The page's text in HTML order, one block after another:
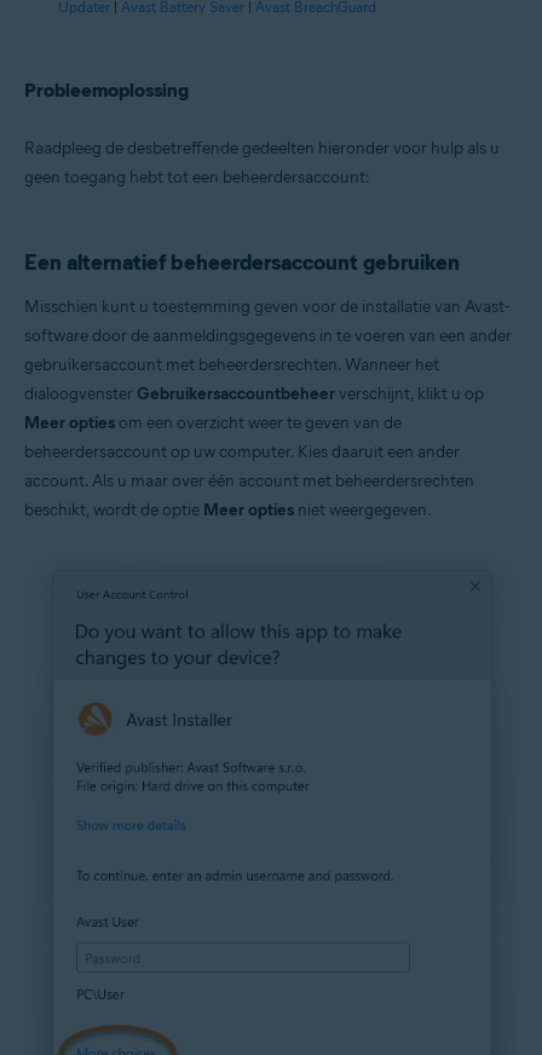
Updater | Avast Battery Saver | Avast BreachGuard
Probleemoplossing
Raadpleeg de desbetreffende gedeelten hieronder voor hulp als u
geen toegang hebt tot een beheerdersaccount:
Een alternatief beheerdersaccount gebruiken
Misschien kunt u toestemming geven voor de installatie van Avast-
software door de aanmeldingsgegevens in te voeren van een ander
gebruikersaccount met beheerdersrechten. Wanneer het
dialoogvenster Gebruikersaccountbeheerverschijnt, klikt u op
Meer opties om een overzicht weer te geven van de
beheerdersaccount op uw computer. Kies daaruit een ander
account. Als u maar over één account met beheerdersrechten
beschikt, wordt de optie Meer opties niet weergegeven.